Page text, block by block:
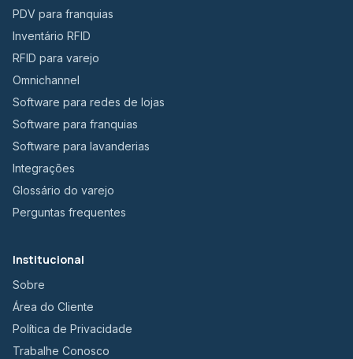
PDV para franquias
Inventário RFID
RFID para varejo
Omnichannel
Software para redes de lojas
Software para franquias
Software para lavanderias
Integrações
Glossário do varejo
Perguntas frequentes
Institucional
Sobre
Área do Cliente
Política de Privacidade
Trabalhe Conosco